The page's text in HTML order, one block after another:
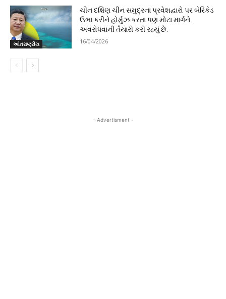
આંતરાષ્ટ્રીય
ચીન દક્ષિણ ચીન સમુદ્રના પ્રવેશદ્વારો પર બેરિકેડ
ઉભા કરીને હોર્મુઝ કરતા પણ મોટા માર્ગને
અવરોધવાની તૈયારી કરી રહ્યું છે.
16/04/2026
- Advertisment -